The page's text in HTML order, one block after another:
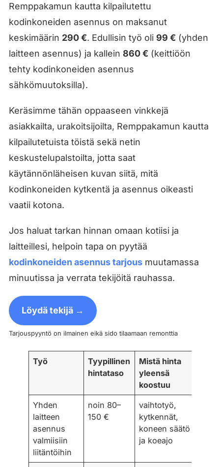
Remppakamun kautta kilpailutettu
kodinkoneiden asennus on maksanut
keskimäärin 290 €. Edullisin työ oli 99 € (yhden
laitteen asennus) ja kallein 860 € (keittiöön
tehty kodinkoneiden asennus
sähkömuutoksilla).
Keräsimme tähän oppaaseen vinkkejä
asiakkailta, urakoitsijoilta, Remppakamun kautta
kilpailutetuista töistä sekä netin
keskustelupalstoilta, jotta saat
käytännönläheisen kuvan siitä, mitä
kodinkoneiden kytkentä ja asennus oikeasti
vaatii kotona.
Jos haluat tarkan hinnan omaan kotiisi ja
laitteillesi, helpoin tapa on pyytää
kodinkoneiden asennus tarjousmuutamassa
minuutissa ja verrata tekijöitä rauhassa.
Löydä tekijä →
Tarjouspyyntö on ilmainen eikä sido tilaamaan remonttia
Työ
Tyypillinen
hintataso
Mistä hinta
yleensä
koostuu
Yhden
laitteen
asennus
valmiisiin
liitäntöihin
noin 80–
150 €
vaihtotyö,
kytkennät,
koneen säätö
ja koeajo